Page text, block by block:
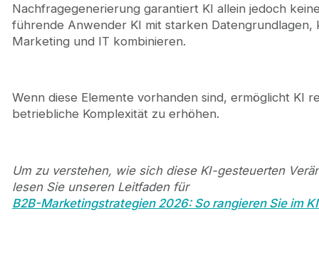
Nachfragegenerierung garantiert KI allein jedoch
führende Anwender KI mit starken
Marketing und IT kombinieren.
Wenn diese Elemente vorhanden sind, ermöglicht KI
betriebliche Komplexität zu erhöhen.
Um zu verstehen, wie sich diese KI-gesteuerten
lesen Sie unseren Leitfaden für
B2B-Marketingstrategien 2026: So rangieren Sie im